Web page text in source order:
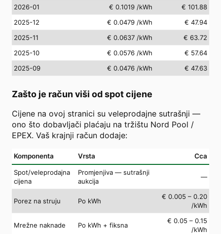
2026-01
€ 0.1019 /kWh
€ 101.88
2025-12
€ 0.0479 /kWh
€ 47.94
2025-11
€ 0.0637 /kWh
€ 63.72
2025-10
€ 0.0576 /kWh
€ 57.64
2025-09
€ 0.0476 /kWh € 47.63
Zašto je račun viši od spot cijene
Cijene na ovoj stranici su veleprodajne sutrašnji —
ono što dobavljači plaćaju na tržištu Nord Pool /
EPEX. Vaš krajnji račun dodaje:
Komponenta Vrsta Cca
Spot/veleprodajna
cijena
Promjenjiva — sutrašnji
aukcija
—
Porez na struju Po kWh
€ 0.005 – 0.20
/kWh
Mrežne naknade Po kWh + fiksna
€ 0.05 – 0.15
/kWh